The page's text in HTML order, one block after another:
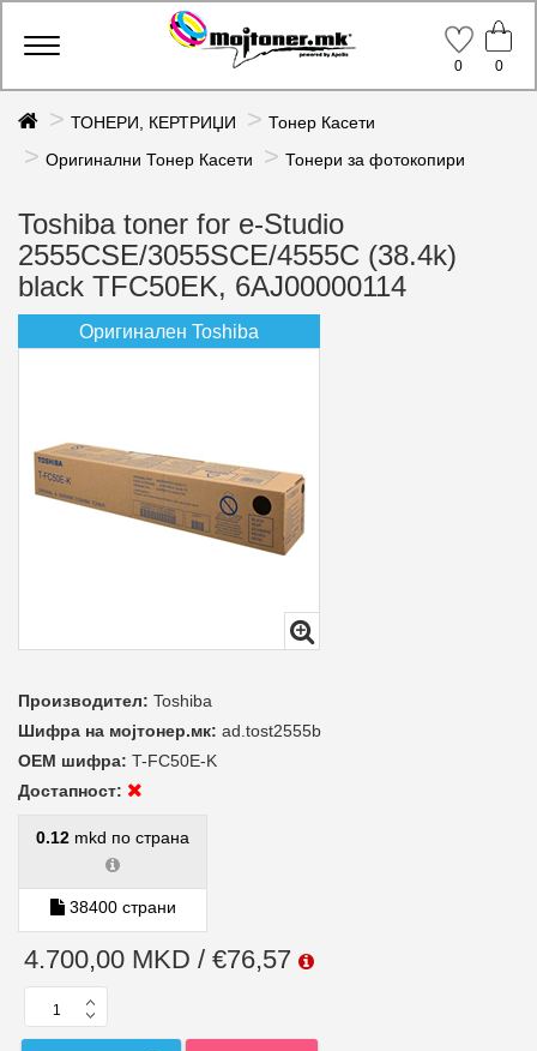
Toggle
0
0
ТОНЕРИ, КЕРТРИЏИ
Тонер Касети
Оригинални Тонер Касети
Тонери за фотокопири
Toshiba toner for e-Studio
2555CSE/3055SCE/4555C (38.4k)
black TFC50EK, 6AJ00000114
Оригинален Toshiba
Производител: Toshiba
Шифра на мојтонер.мк: ad.tost2555b
ОЕМ шифра: T-FC50E-K
Достапност:
0.12 mkd по страна
38400 страни
4.700,00 MKD / €76,57